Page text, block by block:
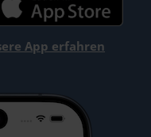
App erfahren